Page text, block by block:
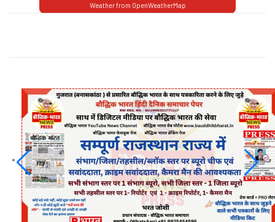
Weather from OpenWeatherMap